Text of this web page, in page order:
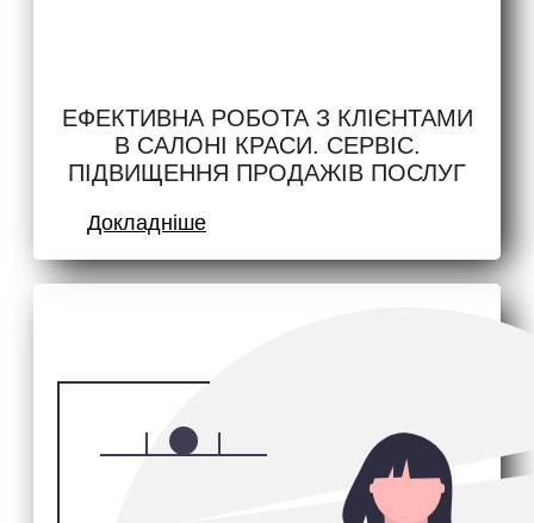
ЕФЕКТИВНА РОБОТА З КЛІЄНТАМИ
В САЛОНІ КРАСИ. СЕРВІС.
ПІДВИЩЕННЯ ПРОДАЖІВ ПОСЛУГ
Докладніше